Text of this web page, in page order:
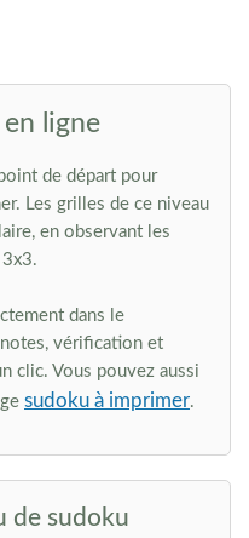
ligne
de départ pour
Les grilles de ce niveau
en observant les
dans le
vérification et
clic. Vous pouvez aussi
sudoku à imprimer.
de sudoku